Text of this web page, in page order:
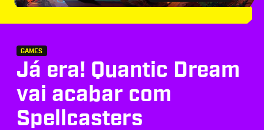
GAMES
Já era! Quantic Dream
vai acabar com
Spellcasters